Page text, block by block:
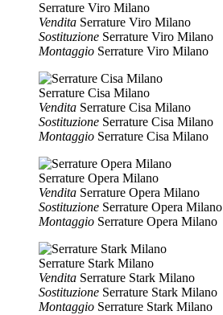
Serrature Viro Milano
Vendita Serrature Viro Milano
Sostituzione Serrature Viro Milano
Montaggio Serrature Viro Milano
Serrature Cisa Milano
Vendita Serrature Cisa Milano
Sostituzione Serrature Cisa Milano
Montaggio Serrature Cisa Milano
Serrature Opera Milano
Vendita Serrature Opera Milano
Sostituzione Serrature Opera Milano
Montaggio Serrature Opera Milano
Serrature Stark Milano
Vendita Serrature Stark Milano
Sostituzione Serrature Stark Milano
Montaggio Serrature Stark Milano